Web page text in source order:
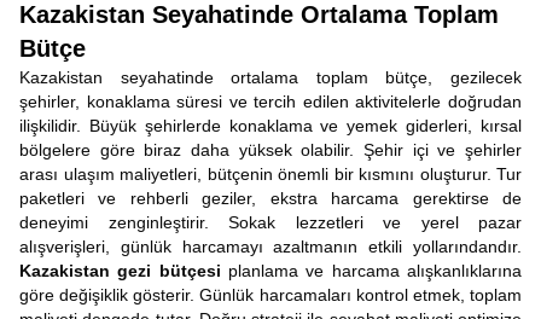
Kazakistan Seyahatinde Ortalama Toplam
Bütçe
Kazakistan seyahatinde ortalama toplam bütçe, gezilecek
şehirler, konaklama süresi ve tercih edilen aktivitelerle doğrudan
ilişkilidir. Büyük şehirlerde konaklama ve yemek giderleri, kırsal
bölgelere göre biraz daha yüksek olabilir. Şehir içi ve şehirler
arası ulaşım maliyetleri, bütçenin önemli bir kısmını oluşturur. Tur
paketleri ve rehberli geziler, ekstra harcama gerektirse de
deneyimi zenginleştirir. Sokak lezzetleri ve yerel pazar
alışverişleri, günlük harcamayı azaltmanın etkili yollarındandır.
Kazakistan gezi bütçesi planlama ve harcama alışkanlıklarına
göre değişiklik gösterir. Günlük harcamaları kontrol etmek, toplam